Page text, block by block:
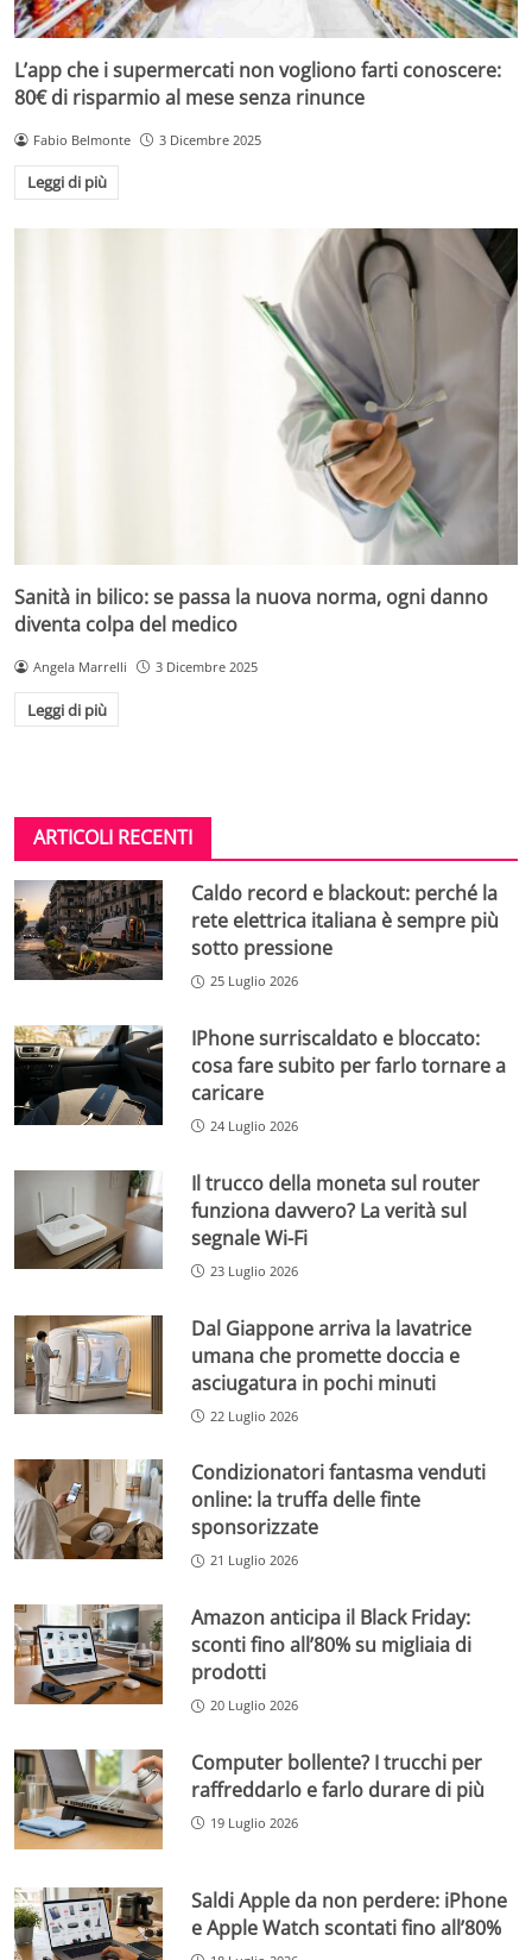
L’app che i supermercati non vogliono farti conoscere:
80€ di risparmio al mese senza rinunce
Fabio Belmonte 3 Dicembre 2025
Leggi di più
Sanità in bilico: se passa la nuova norma, ogni danno
diventa colpa del medico
Angela Marrelli 3 Dicembre 2025
Leggi di più
ARTICOLI RECENTI
Caldo record e blackout: perché la
rete elettrica italiana è sempre più
sotto pressione
25 Luglio 2026
IPhone surriscaldato e bloccato:
cosa fare subito per farlo tornare a
caricare
24 Luglio 2026
Il trucco della moneta sul router
funziona davvero? La verità sul
segnale Wi-Fi
23 Luglio 2026
Dal Giappone arriva la lavatrice
umana che promette doccia e
asciugatura in pochi minuti
22 Luglio 2026
Condizionatori fantasma venduti
online: la truffa delle finte
sponsorizzate
21 Luglio 2026
Amazon anticipa il Black Friday:
sconti fino all’80% su migliaia di
prodotti
20 Luglio 2026
Computer bollente? I trucchi per
raffreddarlo e farlo durare di più
19 Luglio 2026
Saldi Apple da non perdere: iPhone
e Apple Watch scontati fino all’80%